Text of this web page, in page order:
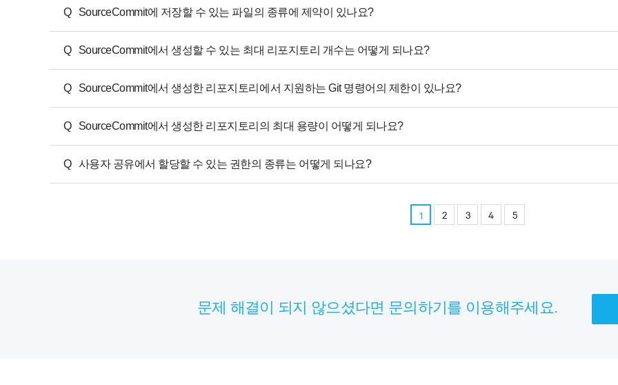
Q SourceCommit에 저장할 수 있는 파일의 종류에 제약이 있나요?
Q SourceCommit에서 생성할 수 있는 최대 리포지토리 개수는 어떻게 되나요?
Q SourceCommit에서 생성한 리포지토리에서 지원하는 Git 명령어의 제한이 있나요?
Q SourceCommit에서 생성한 리포지토리의 최대 용량이 어떻게 되나요?
Q 사용자 공유에서 할당할 수 있는 권한의 종류는 어떻게 되나요?
1 2 3 4 5
문제 해결이 되지 않으셨다면 문의하기를 이용해주세요.